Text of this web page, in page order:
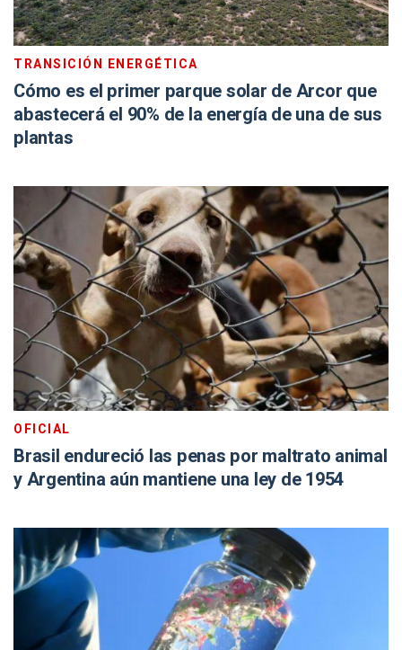
TRANSICIÓN ENERGÉTICA
Cómo es el primer parque solar de Arcor que
abastecerá el 90% de la energía de una de sus
plantas
OFICIAL
Brasil endureció las penas por maltrato animal
y Argentina aún mantiene una ley de 1954